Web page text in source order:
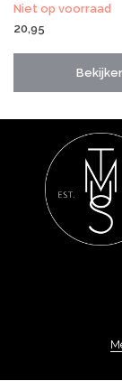
Niet op voorraad
20,95